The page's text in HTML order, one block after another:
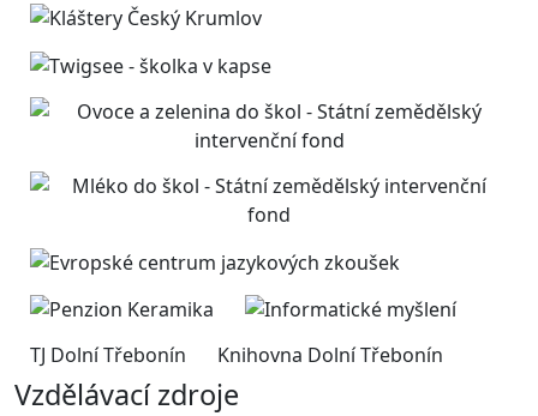
TJ Dolní Třebonín Knihovna Dolní Třebonín
Vzdělávací zdroje